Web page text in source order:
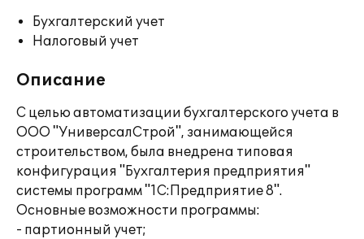
Бухгалтерский учет
Налоговый учет
Описание
С целью автоматизации бухгалтерского учета в
ООО "УниверсалСтрой", занимающейся
строительством, была внедрена типовая
конфигурация "Бухгалтерия предприятия"
системы программ "1С:Предприятие 8".
Основные возможности программы:
- партионный учет;